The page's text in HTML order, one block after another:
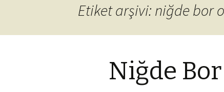
Etiket arşivi: niğde bor
Niğde